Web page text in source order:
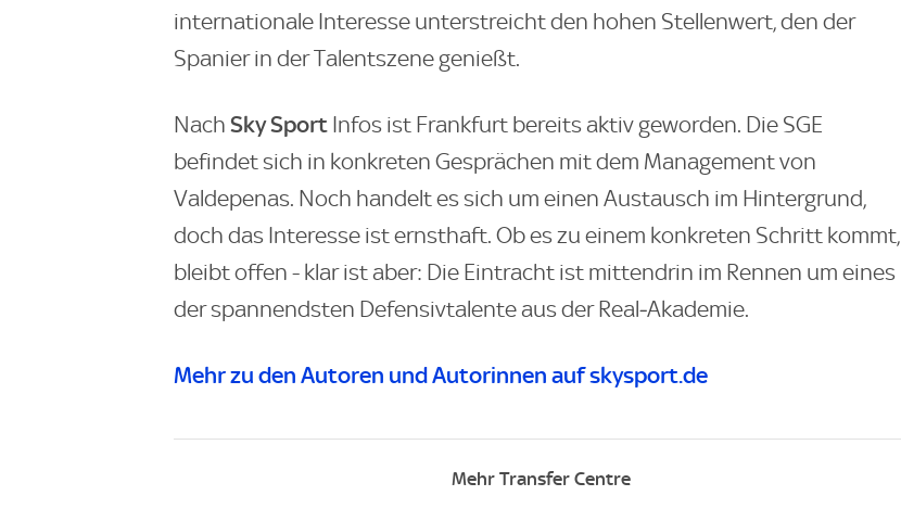
internationale Interesse unterstreicht den hohen Stellenwert, den der
Spanier in der Talentszene genießt.
Nach Sky Sport Infos ist Frankfurt bereits aktiv geworden. Die SGE
befindet sich in konkreten Gesprächen mit dem Management von
Valdepenas. Noch handelt es sich um einen Austausch im Hintergrund,
doch das Interesse ist ernsthaft. Ob es zu einem konkreten Schritt kommt,
bleibt offen - klar ist aber: Die Eintracht ist mittendrin im Rennen um eines
der spannendsten Defensivtalente aus der Real‑Akademie.
Mehr zu den Autoren und Autorinnen auf skysport.de
Mehr Transfer Centre